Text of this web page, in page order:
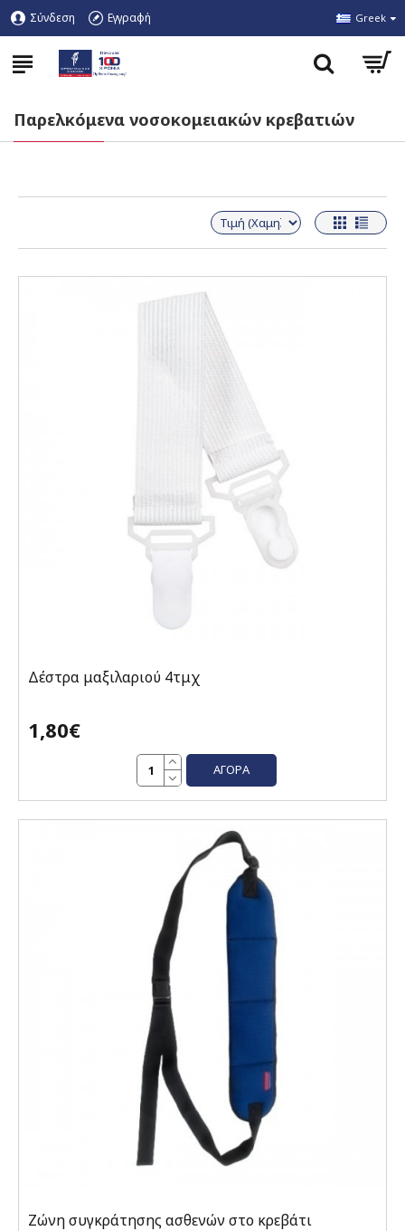
Σύνδεση Εγγραφή Greek
Παρελκόμενα νοσοκομειακών κρεβατιών
Δέστρα μαξιλαριού 4τμχ
1,80€
ΑΓΟΡΆ
Ζώνη συγκράτησης ασθενών στο κρεβάτι